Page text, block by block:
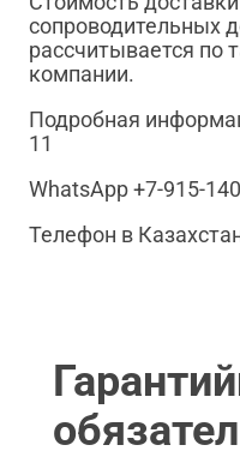
сопроводительных
рассчитывается по
компании.
Подробная
11
WhatsApp +7-915-
Телефон в